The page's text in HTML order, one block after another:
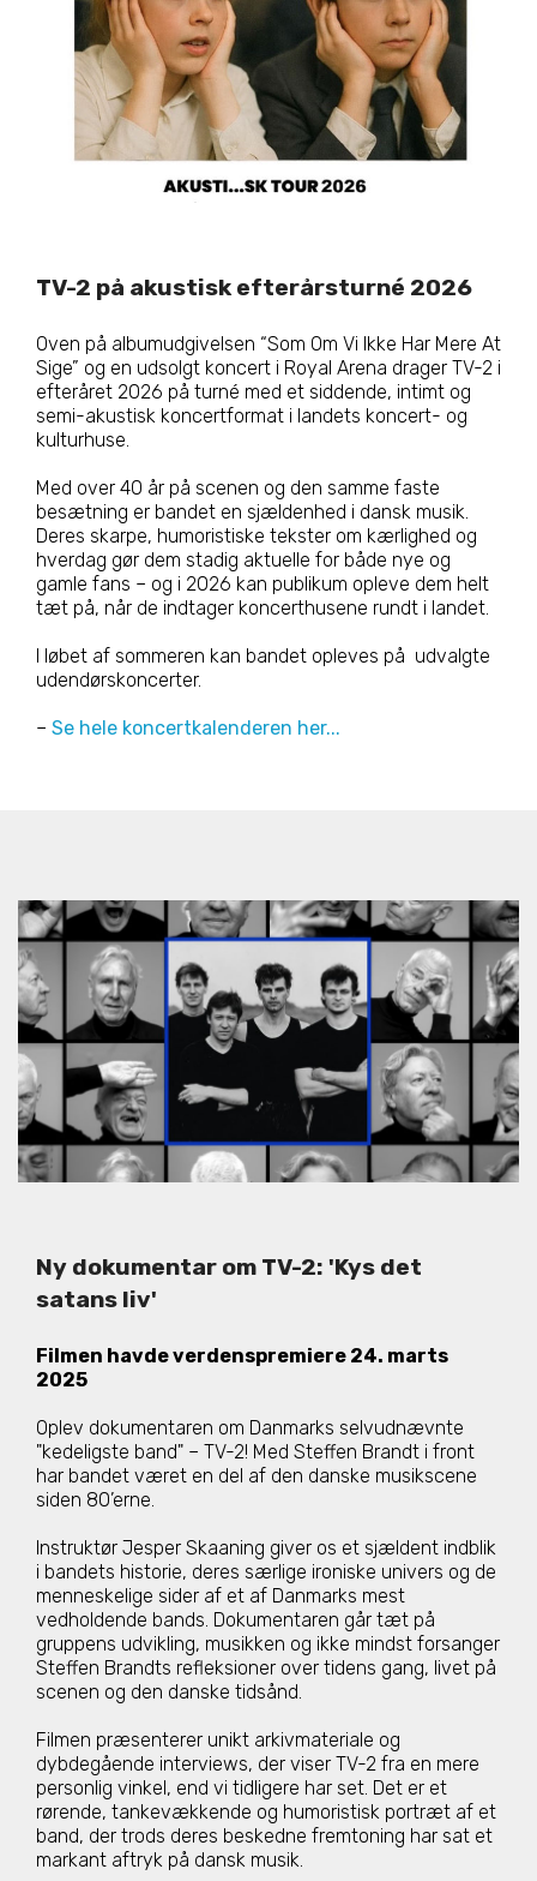
TV-2 på akustisk efterårsturné 2026
Oven på albumudgivelsen “Som Om Vi Ikke Har Mere At
Sige” og en udsolgt koncert i Royal Arena drager TV-2 i
efteråret 2026 på turné med et siddende, intimt og
semi-akustisk koncertformat i landets koncert- og
kulturhuse.
Med over 40 år på scenen og den samme faste
besætning er bandet en sjældenhed i dansk musik.
Deres skarpe, humoristiske tekster om kærlighed og
hverdag gør dem stadig aktuelle for både nye og
gamle fans – og i 2026 kan publikum opleve dem helt
tæt på, når de indtager koncerthusene rundt i landet.
I løbet af sommeren kan bandet opleves på udvalgte
udendørskoncerter.
– Se hele koncertkalenderen her...
Ny dokumentar om TV-2: 'Kys det
satans liv'
Filmen havde verdenspremiere 24. marts
2025
Oplev dokumentaren om Danmarks selvudnævnte
"kedeligste band" – TV-2! Med Steffen Brandt i front
har bandet været en del af den danske musikscene
siden 80’erne.
Instruktør Jesper Skaaning giver os et sjældent indblik
i bandets historie, deres særlige ironiske univers og de
menneskelige sider af et af Danmarks mest
vedholdende bands. Dokumentaren går tæt på
gruppens udvikling, musikken og ikke mindst forsanger
Steffen Brandts refleksioner over tidens gang, livet på
scenen og den danske tidsånd.
Filmen præsenterer unikt arkivmateriale og
dybdegående interviews, der viser TV-2 fra en mere
personlig vinkel, end vi tidligere har set. Det er et
rørende, tankevækkende og humoristisk portræt af et
band, der trods deres beskedne fremtoning har sat et
markant aftryk på dansk musik.